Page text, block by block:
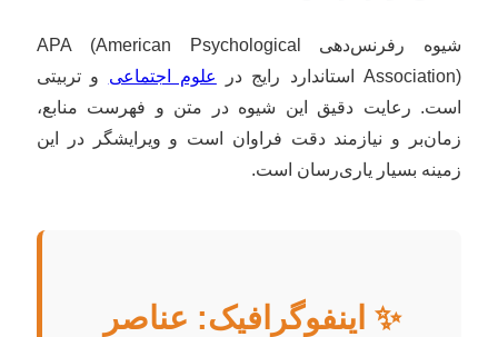
شیوه رفرنس‌دهی APA (American Psychological
Association) استاندارد رایج در
علوم اجتماعی و تربیتی
است. رعایت دقیق این شیوه در متن و فهرست منابع،
زمان‌بر و نیازمند دقت فراوان است و ویرایشگر در این
زمینه بسیار یاری‌رسان است.
✨ اینفوگرافیک: عناصر